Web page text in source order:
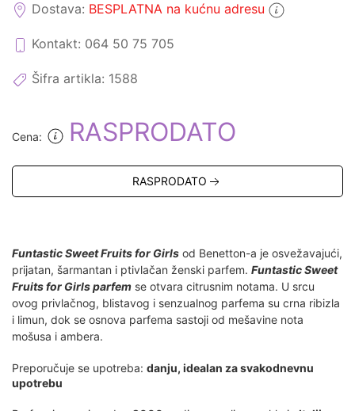
Dostava: BESPLATNA na kućnu adresu
Kontakt: 064 50 75 705
Šifra artikla: 1588
Cena: RASPRODATO
RASPRODATO
Funtastic Sweet Fruits for Girls od Benetton-a je osvežavajući,
prijatan, šarmantan i ptivlačan ženski parfem. Funtastic Sweet
Fruits for Girls parfem se otvara citrusnim notama. U srcu
ovog privlačnog, blistavog i senzualnog parfema su crna ribizla
i limun, dok se osnova parfema sastoji od mešavine nota
mošusa i ambera.
Preporučuje se upotreba: danju, idealan za svakodnevnu
upotrebu